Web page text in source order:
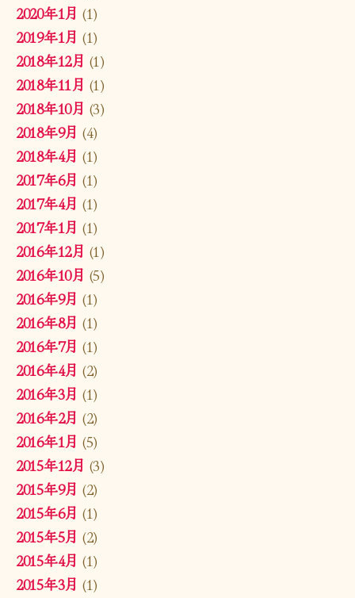
2020年1月 (1)
2019年1月 (1)
2018年12月 (1)
2018年11月 (1)
2018年10月 (3)
2018年9月 (4)
2018年4月 (1)
2017年6月 (1)
2017年4月 (1)
2017年1月 (1)
2016年12月 (1)
2016年10月 (5)
2016年9月 (1)
2016年8月 (1)
2016年7月 (1)
2016年4月 (2)
2016年3月 (1)
2016年2月 (2)
2016年1月 (5)
2015年12月 (3)
2015年9月 (2)
2015年6月 (1)
2015年5月 (2)
2015年4月 (1)
2015年3月 (1)